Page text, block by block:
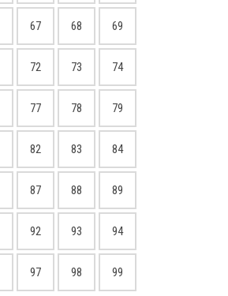
67 68 69
72 73 74
77 78 79
82 83 84
87 88 89
92 93 94
97 98 99